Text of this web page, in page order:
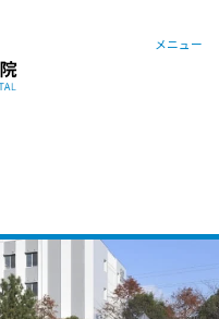
072-
メニュー